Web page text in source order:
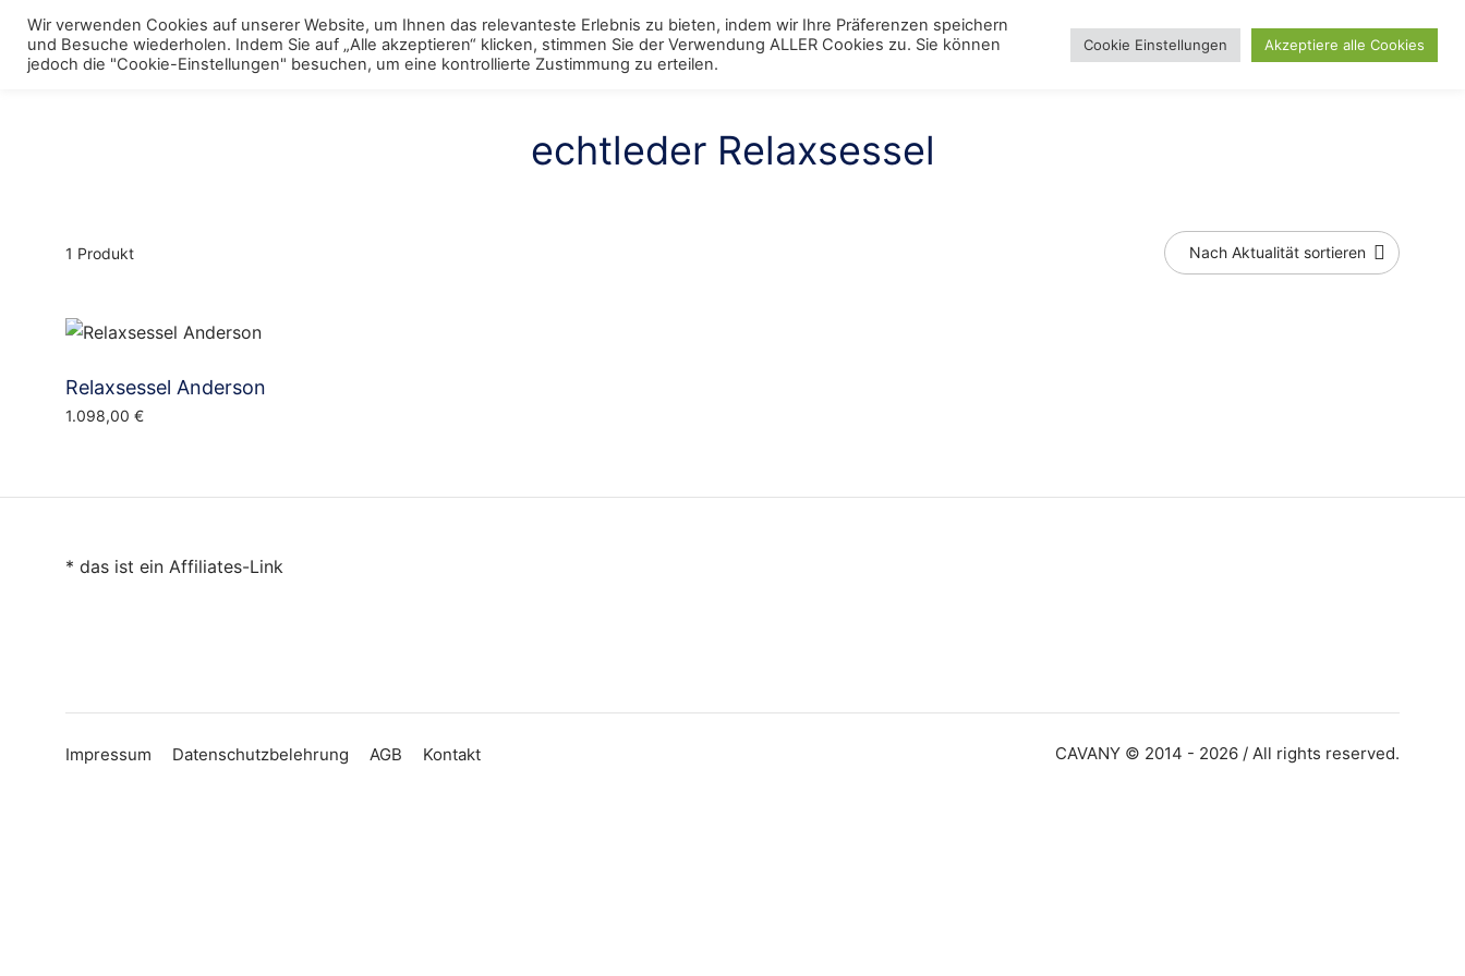
Skip
content
Menu Polstermöbel
Toggle
menu
Schränke
Toggle
menu
Tische
Toggle
menu
Stühle
ToggleRegale
Toggle
Bett
ToggleLampen
ToggleBlog Day Search
echtleder Relaxsessel
1 Produkt
Relaxsessel Anderson
1.098,00 €
* das ist ein Affiliates-Link
Impressum Datenschutzbelehrung AGB Kontakt CAVANY © 2014 - 2026 / All rights reserved.
Wir verwenden Cookies auf unserer Website, um Ihnen das relevanteste Erlebnis zu bieten, indem wir Ihre Präferenzen speichern
und Besuche wiederholen. Indem Sie auf „Alle akzeptieren“ klicken, stimmen Sie der Verwendung ALLER Cookies zu. Sie können
jedoch die "Cookie-Einstellungen" besuchen, um eine kontrollierte Zustimmung zu erteilen.
Cookie Einstellungen Akzeptiere alle Cookies